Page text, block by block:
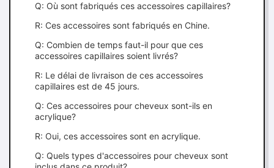
Q: Où sont fabriqués ces accessoires capillaires?
R: Ces accessoires sont fabriqués en Chine.
Q: Combien de temps faut-il pour que ces
accessoires capillaires soient livrés?
R: Le délai de livraison de ces accessoires
capillaires est de 45 jours.
Q: Ces accessoires pour cheveux sont-ils en
acrylique?
R: Oui, ces accessoires sont en acrylique.
Q: Quels types d'accessoires pour cheveux sont